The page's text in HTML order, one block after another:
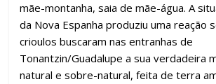
mãe-montanha, saia de mãe-água. A
da Nova Espanha produziu uma reação
crioulos buscaram nas entranhas de
Tonantzin/Guadalupe a sua verdadeira
natural e sobre-natural, feita de terra